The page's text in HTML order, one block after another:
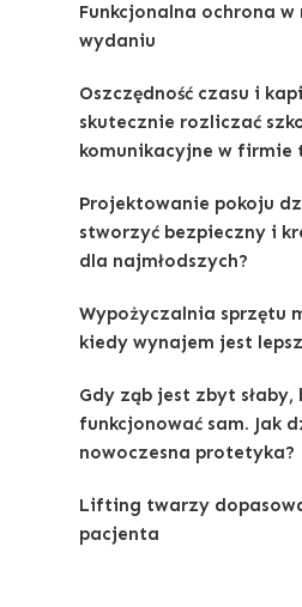
Funkcjonalna ochrona w
wydaniu
Oszczędność czasu i
skutecznie rozliczać
komunikacyjne w firmie
Projektowanie pokoju
stworzyć bezpieczny i
dla najmłodszych?
Wypożyczalnia sprzętu
kiedy wynajem jest
Gdy ząb jest zbyt słaby,
funkcjonować sam. Jak
nowoczesna protetyka?
Lifting twarzy
pacjenta